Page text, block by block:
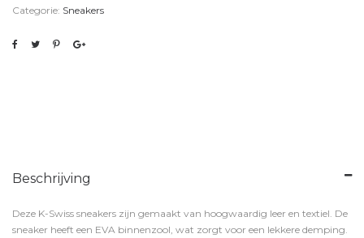
Categorie: Sneakers
Beschrijving
Deze K-Swiss sneakers zijn gemaakt van hoogwaardig leer en textiel. De
sneaker heeft een EVA binnenzool, wat zorgt voor een lekkere demping.